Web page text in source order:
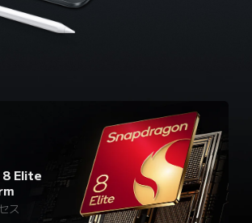
Elite
ス